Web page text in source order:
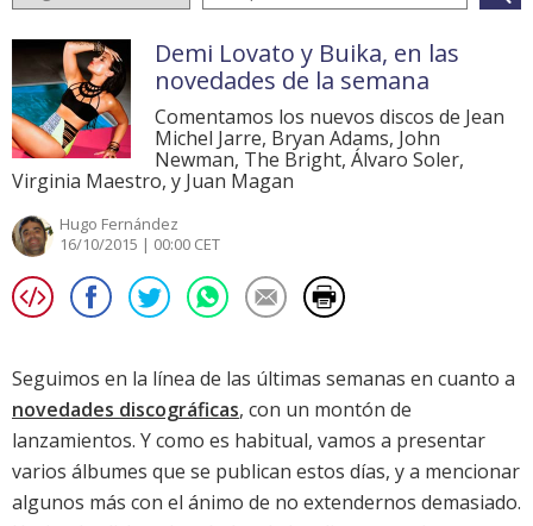
Demi Lovato y Buika, en las
novedades de la semana
Comentamos los nuevos discos de Jean
Michel Jarre, Bryan Adams, John
Newman, The Bright, Álvaro Soler,
Virginia Maestro, y Juan Magan
Hugo Fernández
16/10/2015 | 00:00 CET
Seguimos en la línea de las últimas semanas en cuanto a
novedades discográficas, con un montón de
lanzamientos. Y como es habitual, vamos a presentar
varios álbumes que se publican estos días, y a mencionar
algunos más con el ánimo de no extendernos demasiado.